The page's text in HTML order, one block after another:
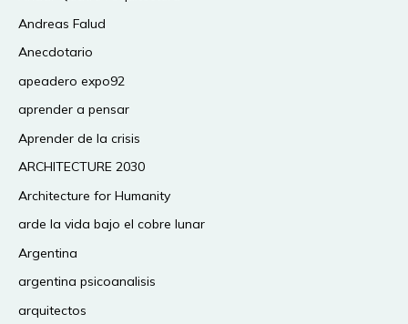
Andreas Falud
Anecdotario
apeadero expo92
aprender a pensar
Aprender de la crisis
ARCHITECTURE 2030
Architecture for Humanity
arde la vida bajo el cobre lunar
Argentina
argentina psicoanalisis
arquitectos